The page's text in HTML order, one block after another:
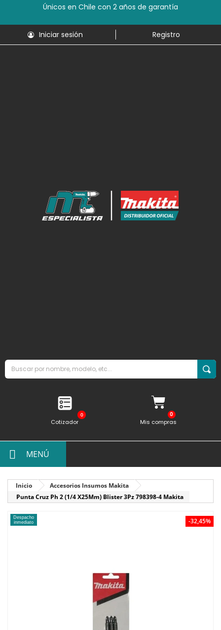
Únicos en Chile con 2 años de garantía
Iniciar sesión Registro
0
Cotizador Mis compras
MENÚ
Inicio
Accesorios Insumos Makita
Punta Cruz Ph 2 (1/4 X25Mm) Blister 3Pz 798398-4 Makita
-32,45%
Despacho
inmediato